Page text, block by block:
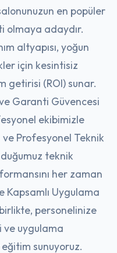
en popüler
olmaya adaydır.
altyapısı, yoğun
için kesintisiz
getirisi (ROI) sunar.
Garanti Güvencesi
ekibimizle
ve Profesyonel Teknik
teknik
her zaman
Kapsamlı Uygulama
personelinize
ve uygulama
sunuyoruz.